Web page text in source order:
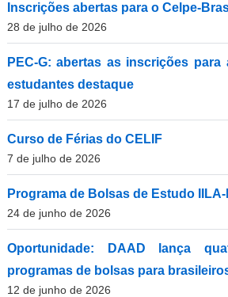
Inscrições abertas para o Celpe-
28 de julho de 2026
PEC-G: abertas as inscrições
estudantes destaque
17 de julho de 2026
Curso de Férias do CELIF
7 de julho de 2026
Programa de Bolsas de Estudo IILA-
24 de junho de 2026
Oportunidade: DAAD lança
programas de bolsas para
12 de junho de 2026